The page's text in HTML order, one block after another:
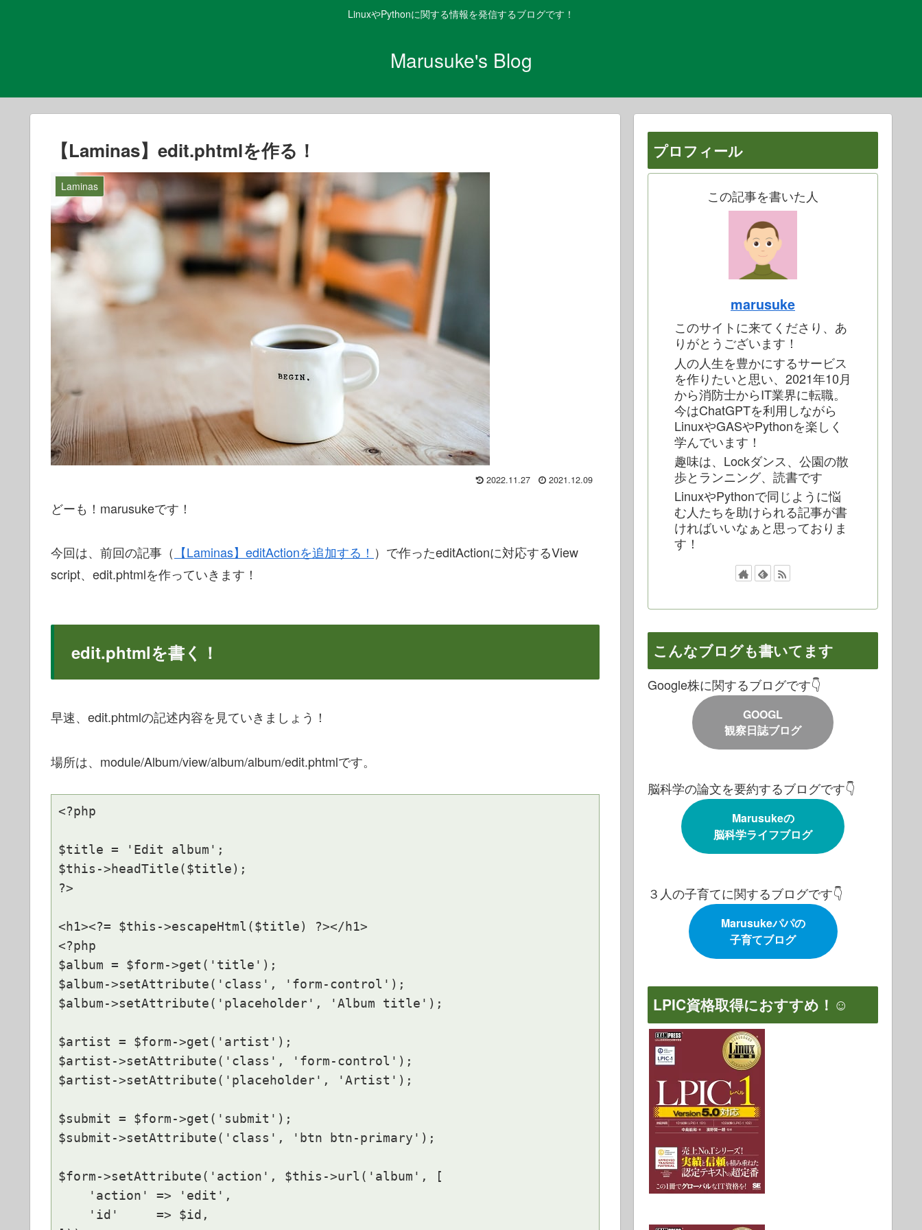
LinuxやPythonに関する情報を発信するブログです！
Marusuke's Blog
【Laminas】edit.phtmlを作る！
Laminas
2022.11.27 2021.12.09
どーも！marusukeです！
今回は、前回の記事（ 【Laminas】editActionを追加する！ ）で作ったeditActionに対応するView
script、edit.phtmlを作っていきます！
edit.phtmlを書く！
早速、 edit.phtmlの記述内容を見ていきましょう！
場所は、module/Album/view/album/album/edit.phtmlです。
<?php
$title = 'Edit album';
$this->headTitle($title);
?>
<h1><?= $this->escapeHtml($title) ?></h1>
<?php
$album = $form->get('title');
$album->setAttribute('class', 'form-control');
$album->setAttribute('placeholder', 'Album title');
$artist = $form->get('artist');
$artist->setAttribute('class', 'form-control');
$artist->setAttribute('placeholder', 'Artist');
$submit = $form->get('submit');
$submit->setAttribute('class', 'btn btn-primary');
$form->setAttribute('action', $this->url('album', [
プロフィール
この記事を書いた人
marusuke
このサイトに来てくださり、あ
りがとうございます！
人の人生を豊かにするサービス
を作りたいと思い、2021年10月
から消防士からIT業界に転職。
今はChatGPTを利用しながら
LinuxやGASやPythonを楽しく
学んでいます！
趣味は、Lockダンス、公園の散
歩とランニング、読書です
LinuxやPythonで同じように悩
む人たちを助けられる記事が書
ければいいなぁと思っておりま
す！
こんなブログも書いてます
Google株に関するブログです👇
GOOGL
観察日誌ブログ
脳科学の論文を要約するブログです👇
Marusukeの
脳科学ライフブログ
３人の子育てに関するブログです👇
Marusukeパパの
子育てブログ
LPIC資格取得におすすめ！☺️